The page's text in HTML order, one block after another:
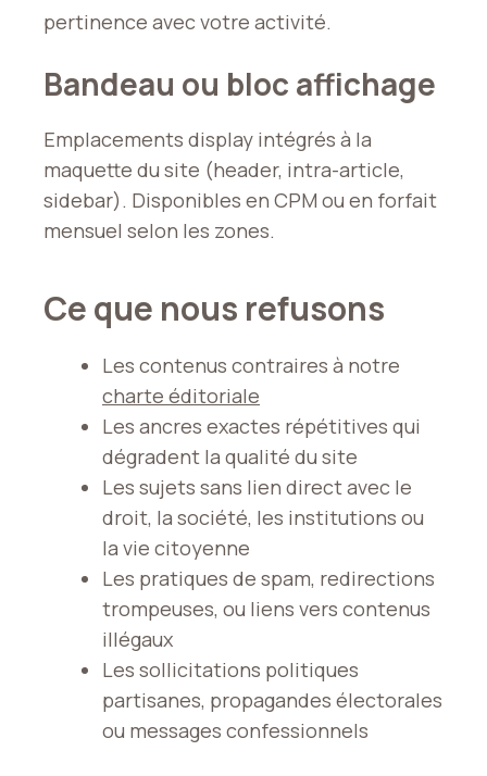
pertinence avec votre activité.
Bandeau ou bloc affichage
Emplacements display intégrés à la
maquette du site (header, intra-article,
sidebar). Disponibles en CPM ou en forfait
mensuel selon les zones.
Ce que nous refusons
Les contenus contraires à notre
charte éditoriale
Les ancres exactes répétitives qui
dégradent la qualité du site
Les sujets sans lien direct avec le
droit, la société, les institutions ou
la vie citoyenne
Les pratiques de spam, redirections
trompeuses, ou liens vers contenus
illégaux
Les sollicitations politiques
partisanes, propagandes électorales
ou messages confessionnels